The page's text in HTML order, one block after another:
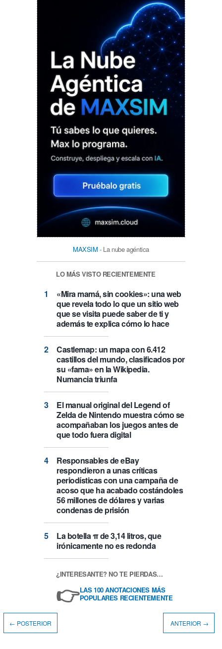
MAXSIM - La nube agéntica
LO MÁS VISTO RECIENTEMENTE
«Mira mamá, sin cookies»: una web
que revela todo lo que un sitio web
que se visita puede saber de ti y
además te explica cómo lo hace
Castlemap: un mapa con 6.412
castillos del mundo, clasificados por
su «fama» en la Wikipedia.
Numancia triunfa
El manual original del Legend of
Zelda de Nintendo muestra cómo se
acompañaban los juegos antes de
que todo fuera digital
Responsables de eBay
respondieron a unas críticas
periodísticas con una campaña de
acoso que ha acabado costándoles
56 millones de dólares y varias
condenas de prisión
La botella π de 3,14 litros, que
irónicamente no es redonda
¿INTERESANTE? NO TE PIERDAS…
👉LAS 100 ANOTACIONES MÁS
POPULARES RECIENTEMENTE
← POSTERIOR ANTERIOR →